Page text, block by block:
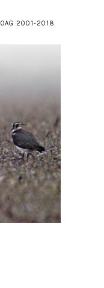
OAG 2001-2018